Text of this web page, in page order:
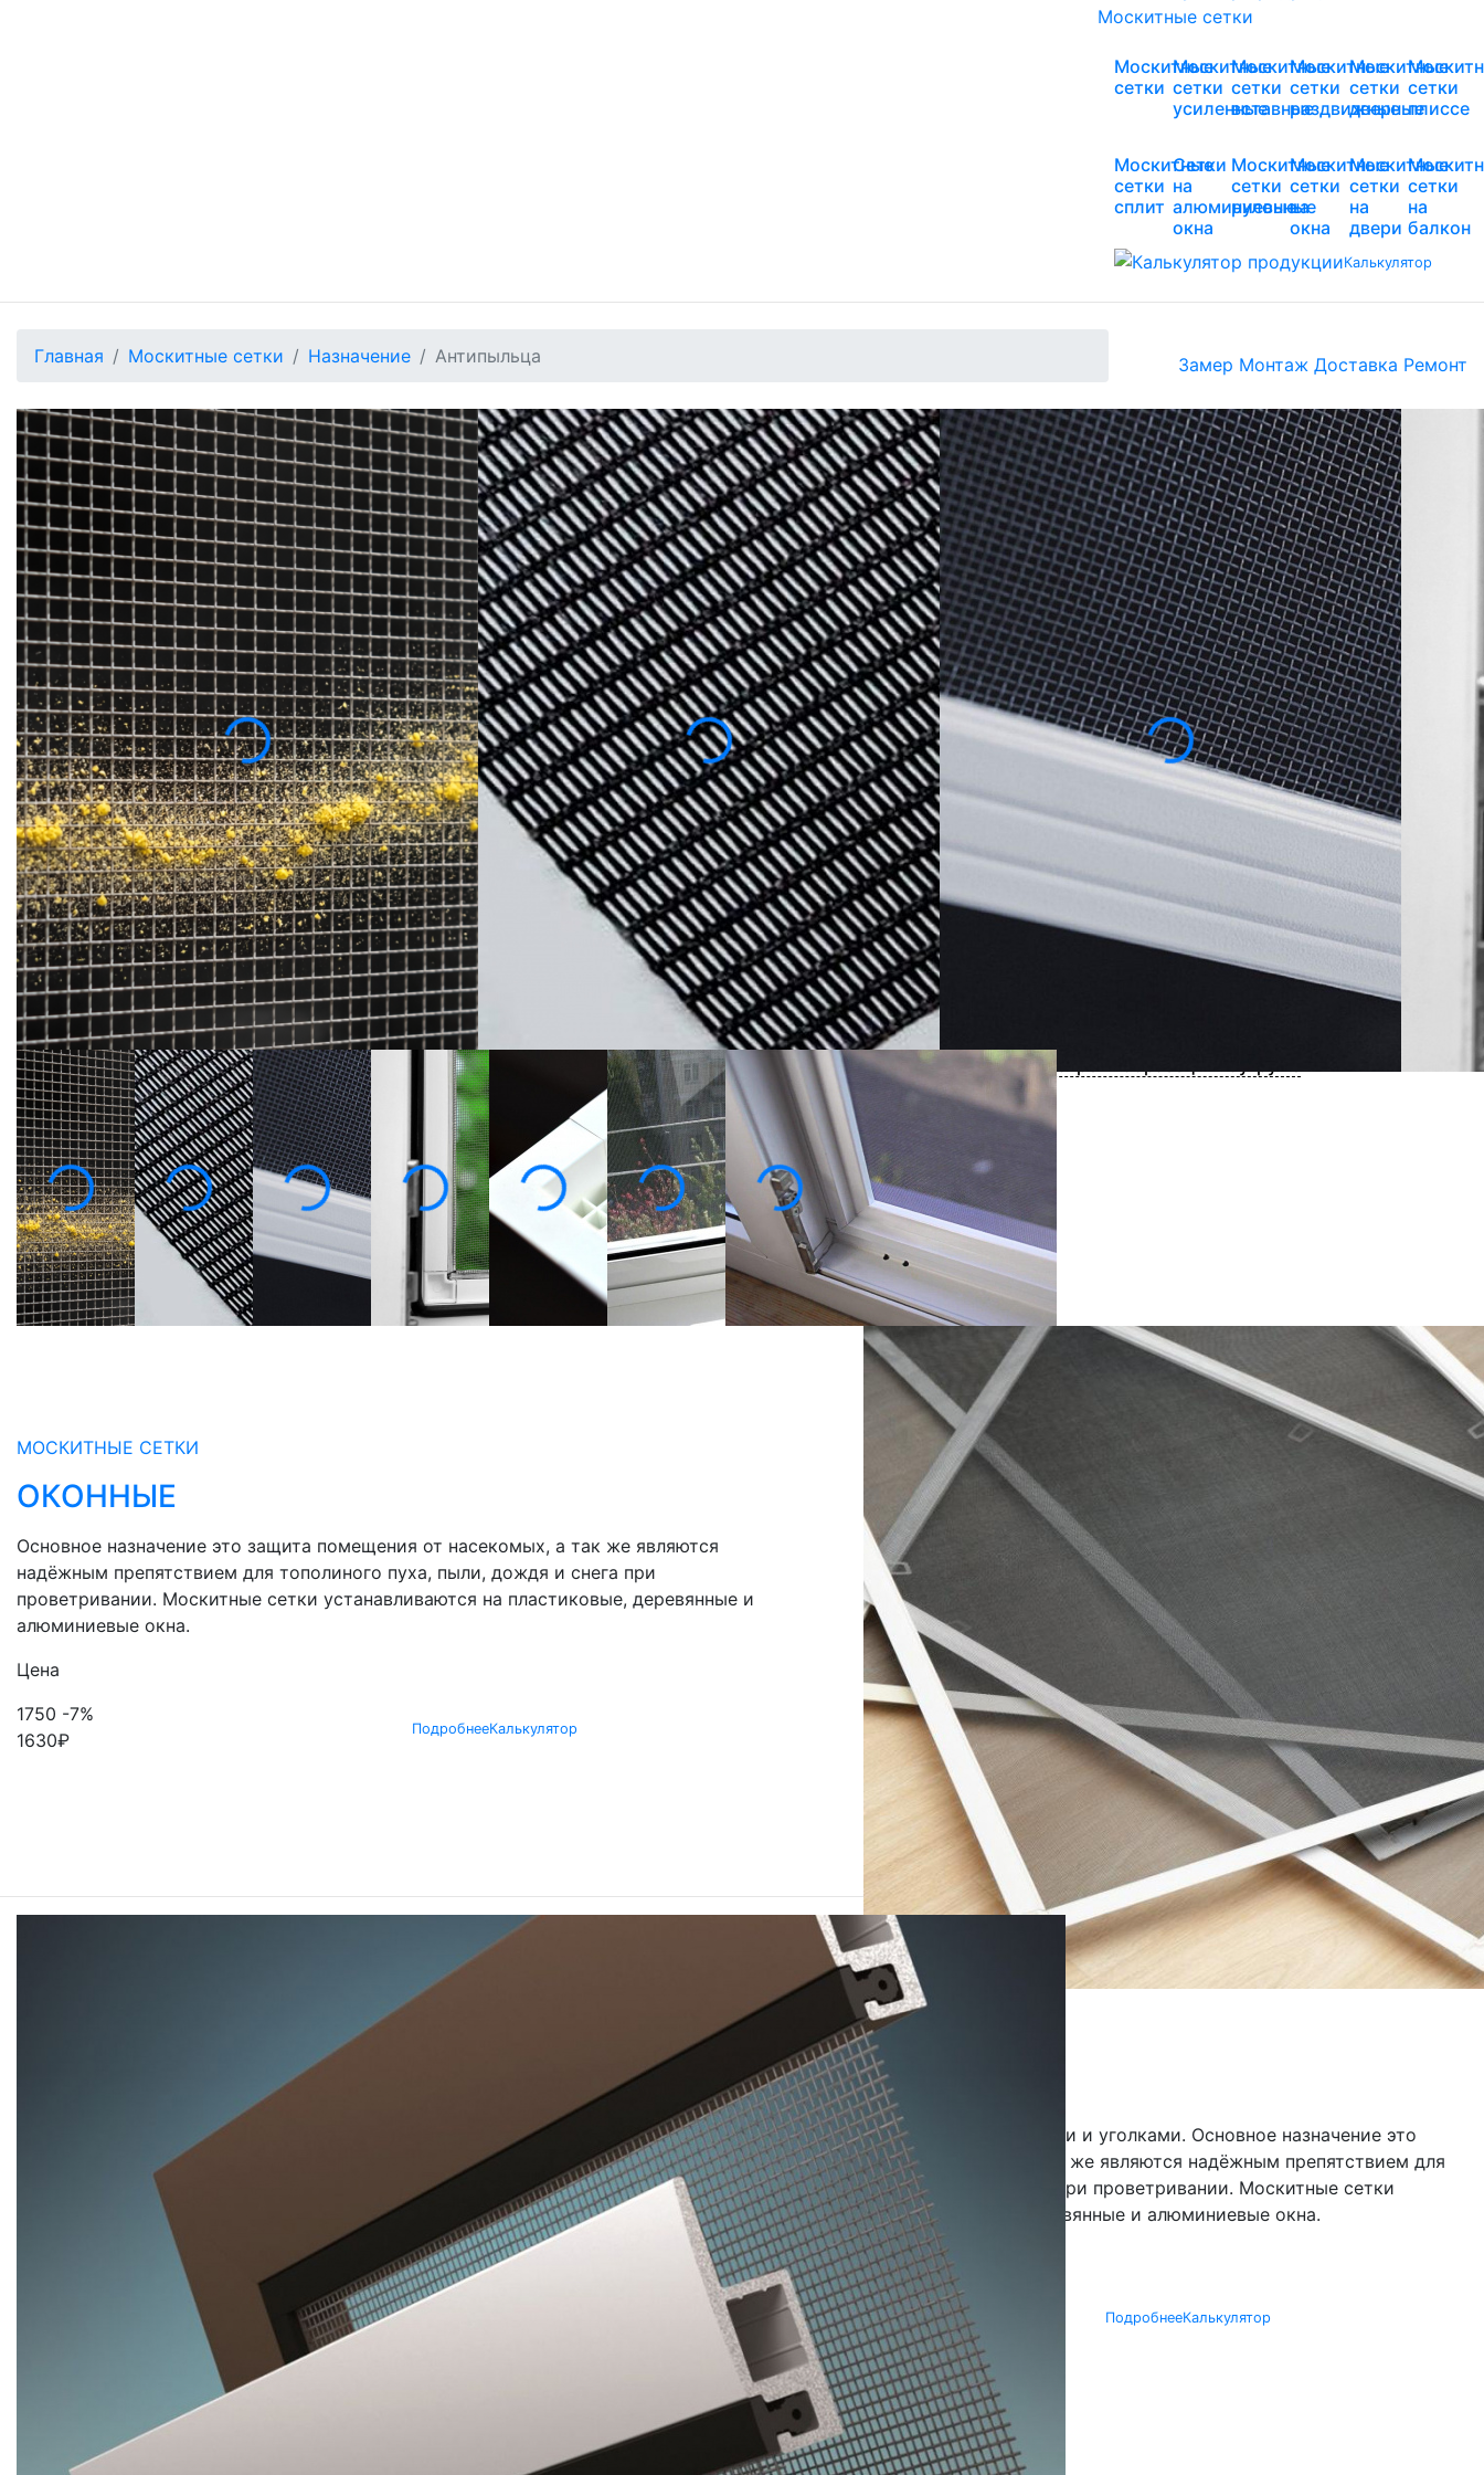
Москитные сетки
Москитные
сетки
Москитные
сетки
усиленные
Москитные
сетки
вставные
Москитные
сетки
раздвижные
Москитные
сетки
дверные
сетки
плиссе
Москитные
сетки
сплит
Сетки
на
алюминиевые
окна
Москитные
сетки
рулонные
Москитные
сетки
на
окна
Москитные
сетки
на
двери
сетки
на
балкон
Калькулятор
Главная Москитные сетки Назначение Антипыльца Замер Монтаж Доставка Ремонт
МОСКИТНЫЕ СЕТКИ
АНТИПЫЛЬЦА
Заказать москитную сетку «Антипыльца» можно с учетом здоровья и комфорта: она эффективно
защищает помещение от пыльцы растений, пыли и мелких насекомых, создавая безопасную
среду для людей с аллергией. Полотно с ячейками 1,2×0,2 мм из крученой полиэстеровой нити
задерживает даже мельчайшие частицы, при этом сохраняет вентиляцию и достаточное
естественное освещение.
Изготовим по вашим размерам
От производителя под ключ
2 года гарантии
Собственное производство
Замер, доставка и монтаж
бесплатно!
Посмотреть образец в шоу-руме
МОСКИТНЫЕ СЕТКИ
ОКОННЫЕ
Основное назначение это защита помещения от насекомых, а так же являются
надёжным препятствием для тополиного пуха, пыли, дождя и снега при
проветривании. Москитные сетки устанавливаются на пластиковые, деревянные и
алюминиевые окна.
Цена
1750 -7%
1630₽
ПодробнееКалькулятор
МОСКИТНЫЕ СЕТКИ
УСИЛЕННЫЕ
Усиленная москитная сетка с крепежами и уголками. Основное назначение это
защита помещения от насекомых, а так же являются надёжным препятствием для
тополиного пуха, пыли, дождя и снега при проветривании. Москитные сетки
устанавливаются на пластиковые, деревянные и алюминиевые окна.
Цена
3060
-7%
2850
ПодробнееКалькулятор